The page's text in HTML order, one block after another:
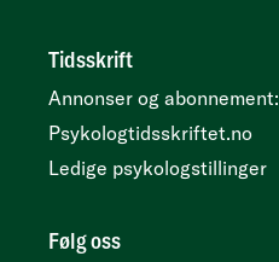
Tidsskrift
Annonser og abonnement:
Psykologtidsskriftet.no
Ledige psykologstillinger
Følg oss